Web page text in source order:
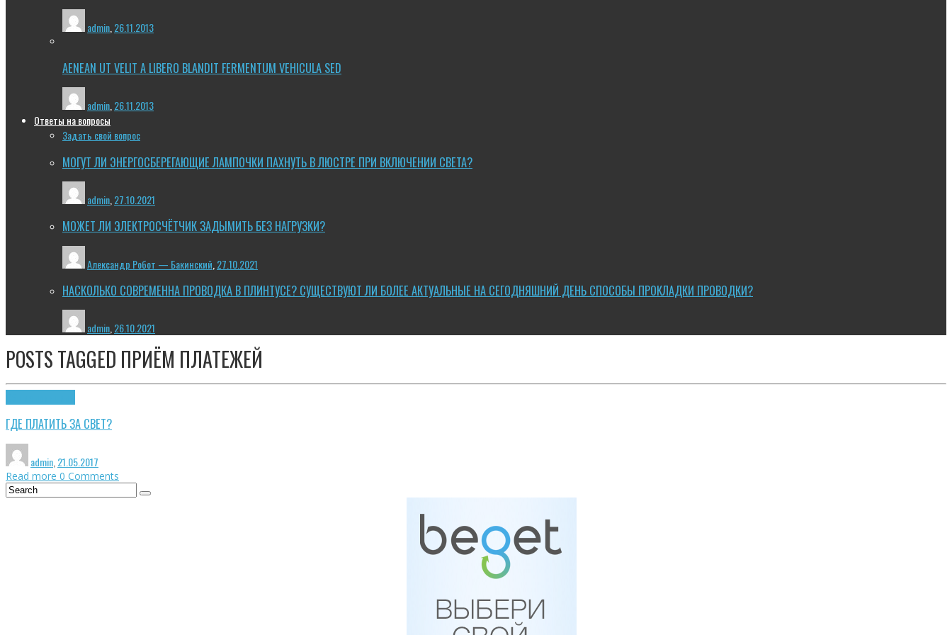
admin,26.11.2013
AENEAN UT VELIT A LIBERO BLANDIT FERMENTUM VEHICULA SED
admin 26.11.2013
Ответы на вопросы
Задать свой вопрос
МОГУТ ЛИ ЭНЕРГОСБЕРЕГАЮЩИЕ ЛАМПОЧКИ ПАХНУТЬ В ЛЮСТРЕ ПРИ ВКЛЮЧЕНИИ СВЕТА?
admin 27.10.2021
МОЖЕТ ЛИ ЭЛЕКТРОСЧЁТЧИК ЗАДЫМИТЬ БЕЗ НАГРУЗКИ?
Александр Робот — Бакинский 27.10.2021
НАСКОЛЬКО СОВРЕМЕННА ПРОВОДКА В ПЛИНТУСЕ? СУЩЕСТВУЮТ ЛИ БОЛЕЕ АКТУАЛЬНЫЕ НА СЕГОДНЯШНИЙ ДЕНЬ СПОСОБЫ ПРОКЛАДКИ ПРОВОДКИ?
admin,26.10.2021
POSTS TAGGED ПРИЁМ ПЛАТЕЖЕЙ
ГДЕ ПЛАТИТЬ ЗА СВЕТ?
admin 21.05.2017
Read more 0 Comments